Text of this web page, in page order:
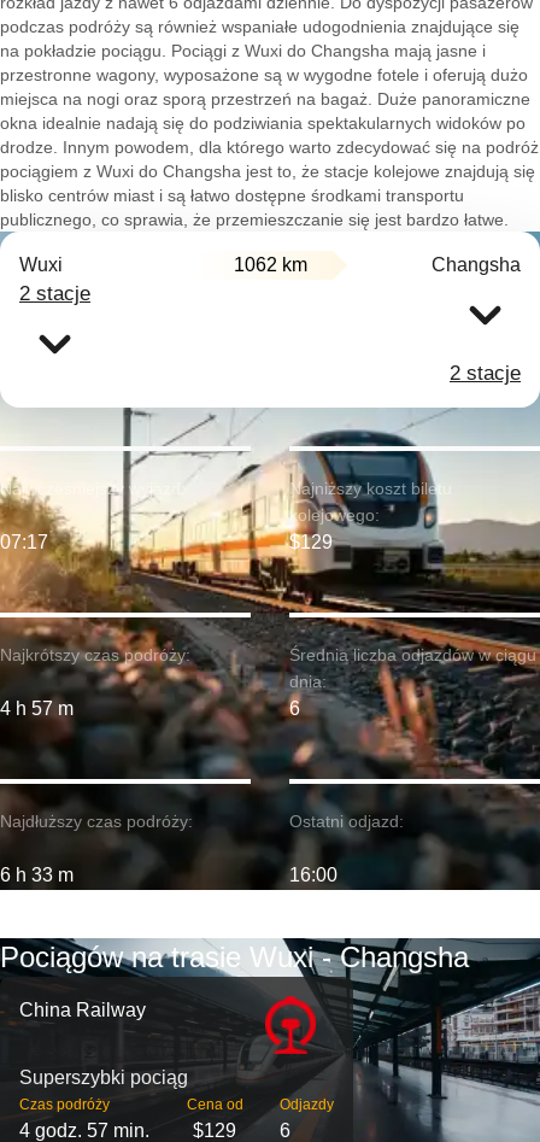
podczas podróży są również wspaniałe udogodnienia znajdujące się
na pokładzie pociągu. Pociągi z Wuxi do Changsha mają jasne i
przestronne wagony, wyposażone są w wygodne fotele i oferują dużo
miejsca na nogi oraz sporą przestrzeń na bagaż. Duże panoramiczne
okna idealnie nadają się do podziwiania spektakularnych widoków po
drodze. Innym powodem, dla którego warto zdecydować się na podróż
pociągiem z Wuxi do Changsha jest to, że stacje kolejowe znajdują się
blisko centrów miast i są łatwo dostępne środkami transportu
publicznego, co sprawia, że przemieszczanie się jest bardzo łatwe.
Wuxi 1062 km Changsha
2 stacje
2 stacje
Najkrótszy czas podróży:
4 h 57 m
Najwcześniejszy wyjazd:
07:17
Najdłuższy czas podróży:
6 h 33 m
Najniższy koszt biletu
kolejowego:
$129
Średnia liczba odjazdów w ciągu
dnia:
6
Ostatni odjazd:
16:00
Pociągów na trasie Wuxi - Changsha
China Railway
Superszybki pociąg
Czas podróży
4 godz. 57 min.
Cena od
$129
Odjazdy
6